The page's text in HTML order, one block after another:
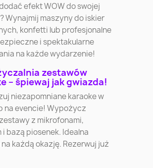
efekt WOW do swojej
Wynajmij maszyny do iskier
konfetti lub profesjonalne
i spektakularne
na każde wydarzenie!
zestawów
– śpiewaj jak gwiazda!
niezapomniane karaoke w
na evencie! Wypożycz
z mikrofonami,
i bazą piosenek. Idealna
każdą okazję. Rezerwuj już